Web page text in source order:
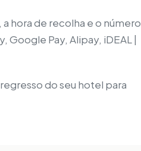
hora de recolha e o número
Google Pay, Alipay, iDEAL |
do seu hotel para